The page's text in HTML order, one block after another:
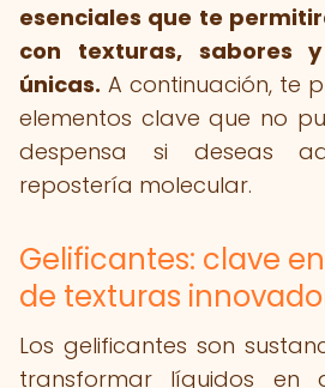
esenciales que te
con texturas, sabores
únicas. A continuación, te
elementos clave que no
despensa si deseas
repostería molecular.
Gelificantes: clave
de texturas
Los gelificantes son
transformar líquidos en